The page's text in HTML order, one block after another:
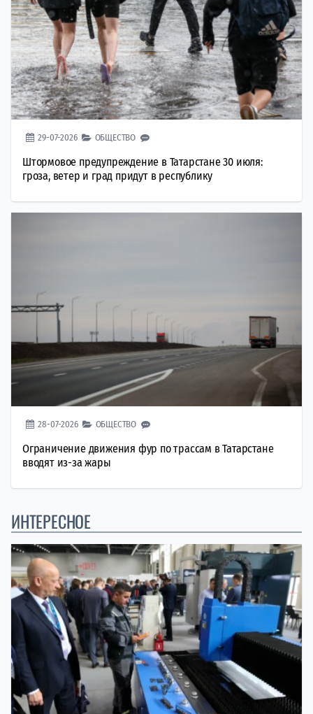
29-07-2026 ОБЩЕСТВО
Штормовое предупреждение в Татарстане 30 июля:
гроза, ветер и град придут в республику
28-07-2026 ОБЩЕСТВО
Ограничение движения фур по трассам в Татарстане
вводят из-за жары
ИНТЕРЕСНОЕ